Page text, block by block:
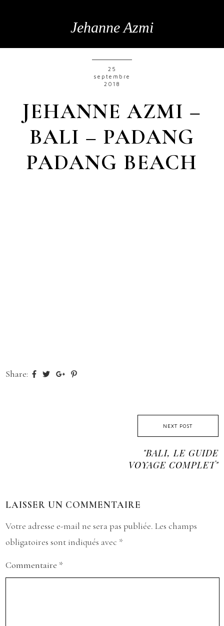
Jehanne Azmi
25
septembre
2018
JEHANNE AZMI –
BALI – PADANG
PADANG BEACH
Share:
NEXT POST
"BALI, LE GUIDE
VOYAGE COMPLET"
LAISSER UN COMMENTAIRE
Votre adresse e-mail ne sera pas publiée. Les champs
obligatoires sont indiqués avec *
Commentaire *